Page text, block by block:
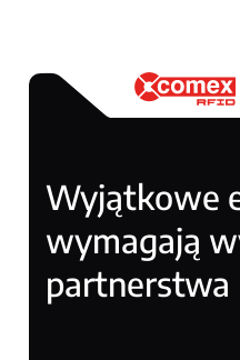
Wyjątkowe
wymagają
partnerstwa